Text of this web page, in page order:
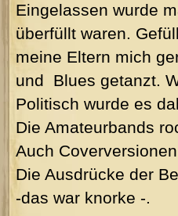
Eingelassen wurde
überfüllt waren.
meine Eltern mich
und Blues getanzt.
Politisch wurde es
Die Amateurbands
Auch
Die Ausdrücke der
-das war knorke -.